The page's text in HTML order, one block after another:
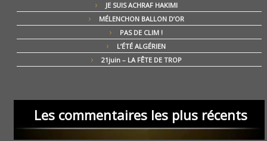
JE SUIS ACHRAF HAKIMI
MÉLENCHON BALLON D’OR
PAS DE CLIM !
L’ÉTÉ ALGÉRIEN
21juin – LA FÊTE DE TROP
Les commentaires les plus récents